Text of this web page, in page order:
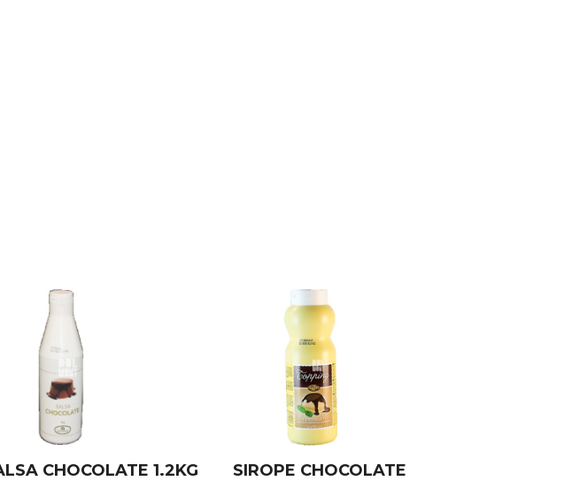
CHOCOLATE 1.2KG
SIROPE CHOCOLATE